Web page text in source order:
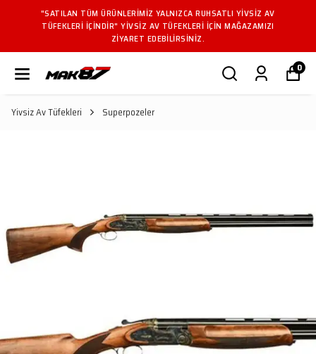
"SATILAN TÜM ÜRÜNLERIMIZ YALNIZCA RUHSATLI YIVSIZ AV
TÜFEKLERI IÇINDIR" YIVSIZ AV TÜFEKLERI IÇIN MAĞAZAMIZI
ZIYARET EDEBILIRSINIZ.
0
Yivsiz Av Tüfekleri Superpozeler